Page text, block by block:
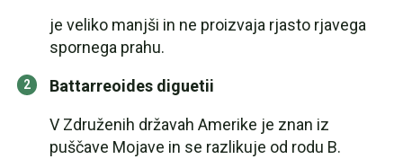
je veliko manjši in ne proizvaja rjasto rjavega
spornega prahu.
Battarreoides diguetii
V Združenih državah Amerike je znan iz
puščave Mojave in se razlikuje od rodu B.